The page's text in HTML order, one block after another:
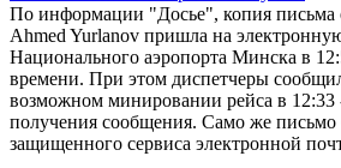
По информации "Досье", копия письма
Ahmed Yurlanov пришла на
Национального аэропорта Минска в
времени. При этом диспетчеры
возможном минировании рейса в 12:33
получения сообщения. Само же письмо
защищенного сервиса электронной